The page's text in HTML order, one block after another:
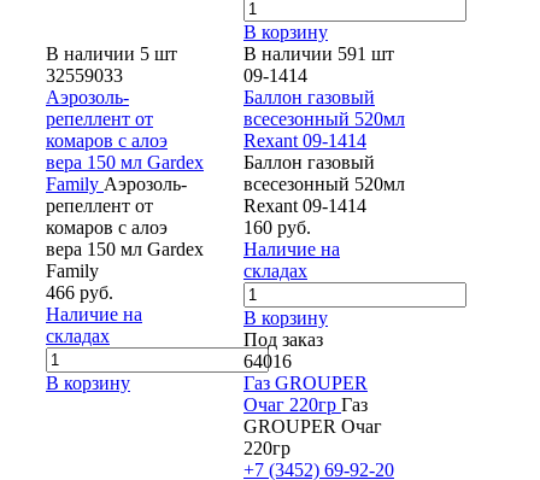
В корзину
В наличии 5 шт
32559033
Аэрозоль-
репеллент от
комаров с алоэ
вера 150 мл Gardex
Family Аэрозоль-
репеллент от
комаров с алоэ
вера 150 мл Gardex
Family
466 руб.
Наличие на
складах
В корзину
В наличии 591 шт
09-1414
Баллон газовый
всесезонный 520мл
Rexant 09-1414
Баллон газовый
всесезонный 520мл
Rexant 09-1414
160 руб.
Наличие на
складах
В корзину
Под заказ
64016
Газ GROUPER
Очаг 220гр Газ
GROUPER Очаг
220гр
+7 (3452) 69-92-20